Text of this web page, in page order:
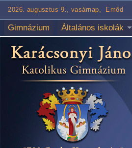
2026. augusztus 9., vasárnap, Emőd
Gimnázium Általános iskolák